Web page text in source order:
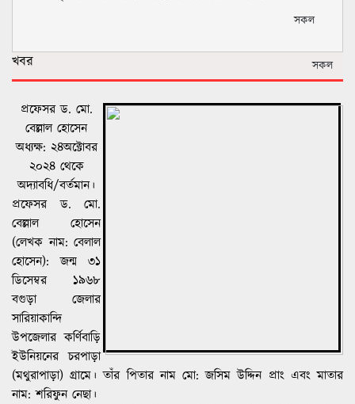
প্রফেসর ড. মো.
বেল্লাল হোসেন
অধ্যক্ষ: ২৪অক্টোবর
২০২৪ থেকে
অদ্যাবধি/বর্তমান।
প্রফেসর ড. মো.
বেল্লাল হোসেন
(লেখক নাম: বেলাল
হোসেন): জন্ম ৩১
ডিসেম্বর ১৯৬৮
বগুড়া জেলার
সারিয়াকান্দি
উপজেলার কর্ণিবাড়ি
ইউনিয়নের চরপাড়া
(মথুরাপাড়া) গ্রামে। তাঁর পিতার নাম মো: জসিম উদ্দিন প্রাং এবং মাতার
নাম: শরিফুন নেছা।
পড়ালেখা: প্রাথমিক - চরপাড়া ও উত্তর শোনপচা সরকারি প্রাথমিক বিদ্যালয়,
মাধ্যমিক - মথুরাপাড়া বি কে উচ্চ বিদ্যালয় এবং নিজামউদ্দিন উচ্চ বিদ্যালয়
কর্ণিবাড়ি, সারিয়াকান্দি ; উচ্চ মাধ্যমিক - সরকারি আজিজুল হক কলেজ